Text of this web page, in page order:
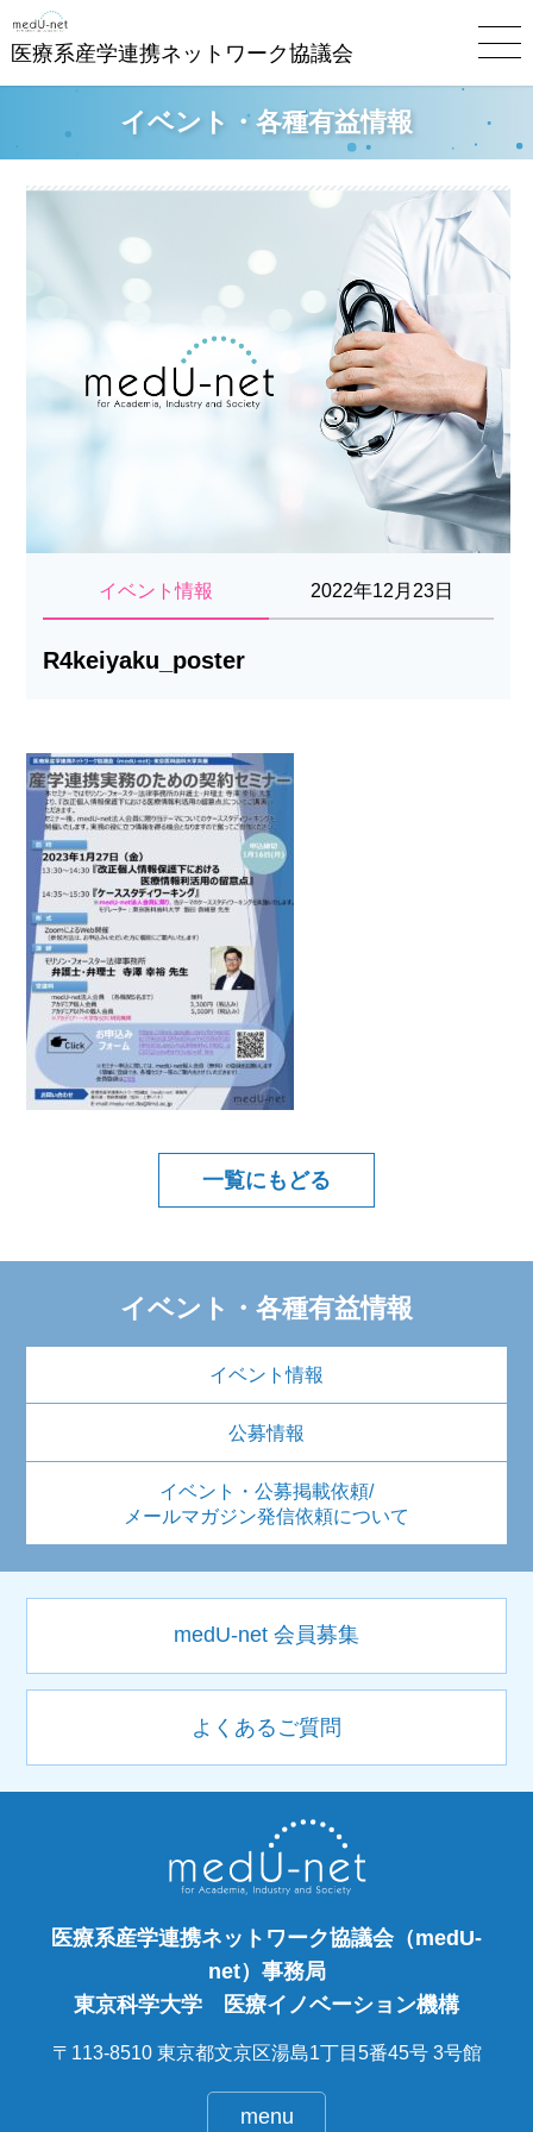
医療系産学連携ネットワーク協議会
イベント・各種有益情報
イベント情報 2022年12月23日
R4keiyaku_poster
一覧にもどる
イベント・各種有益情報
イベント情報
公募情報
イベント・公募掲載依頼/
メールマガジン発信依頼について
medU-net 会員募集
よくあるご質問
医療系産学連携ネットワーク協議会（medU-
net）事務局
東京科学大学 医療イノベーション機構
〒113-8510 東京都文京区湯島1丁目5番45号 3号館
menu